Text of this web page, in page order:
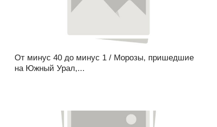
От минус 40 до минус 1 / Морозы, пришедшие
на Южный Урал,...